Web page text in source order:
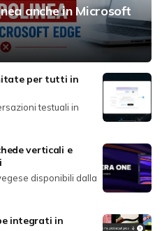
anche in Microsoft
per tutti in
testuali in
verticali e
disponibili dalla
integrati in